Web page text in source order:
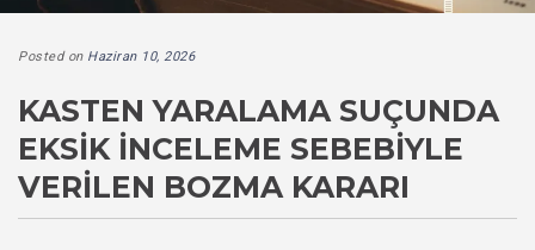
Posted on Haziran 10, 2026
KASTEN YARALAMA SUÇUNDA
EKSIK İNCELEME SEBEBIYLE
VERILEN BOZMA KARARI